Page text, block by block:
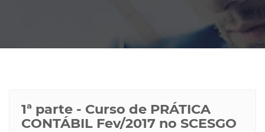
1ª parte - Curso de PRÁTICA
CONTÁBIL Fev/2017 no SCESGO